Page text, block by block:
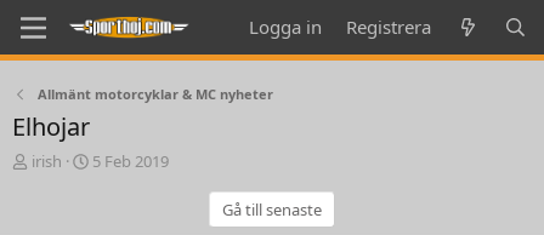
Logga in Registrera
Allmänt motorcyklar & MC nyheter
Elhojar
T
irish
S
5 Feb 2019
Gå till senaste